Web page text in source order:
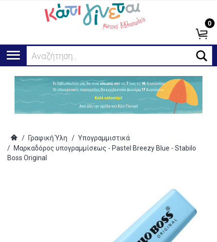
Αναζήτηση...
0
/ Γραφική Ύλη / Υπογραμμιστικά
/ Μαρκαδόρος υπογραμμίσεως - Pastel Breezy Blue - Stabilo
Boss Original